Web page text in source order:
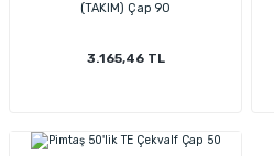
(TAKIM) Çap 90
3.165,46 TL